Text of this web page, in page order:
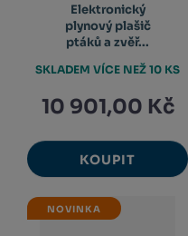
Elektronický
plynový plašič
ptáků a zvěř...
10 901,00 Kč
KOUPIT
SKLADEM VÍCE NEŽ 10 KS
NOVINKA